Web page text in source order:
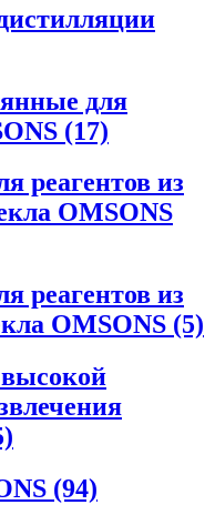
для
(17)
реагентов из
OMSONS
реагентов из
OMSONS (5)
(94)